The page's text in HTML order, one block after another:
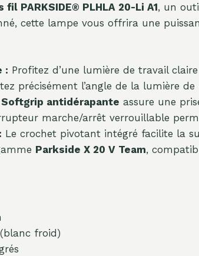
PARKSIDE® PLHLA 20-Li A1, un
cette lampe vous offrira une
: Profitez d’une lumière de travail
précisément l’angle de la lumière
Softgrip antidérapante assure une
marche/arrêt verrouillable
Le crochet pivotant intégré facilite la
Parkside X 20 V Team,
froid)